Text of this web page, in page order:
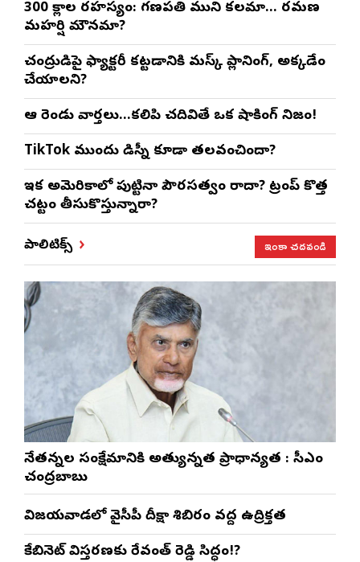
300 శ్లోకాల రహస్యం: గణపతి ముని కలమా… రమణ
మహర్షి మౌనమా?
చంద్రుడిపై ఫ్యాక్టరీ కట్టడానికి మస్క్ ప్లానింగ్, అక్కడేం
చేయాలని?
ఆ రెండు వార్తలు…కలిపి చదివితే ఒక షాకింగ్ నిజం!
TikTok ముందు డిస్నీ కూడా తలవంచిందా?
ఇక అమెరికాలో పుట్టినా పౌరసత్వం రాదా? ట్రంప్ కొత్త
చట్టం తీసుకొస్తున్నారా?
పాలిటిక్స్ ఇంకా చదవండి
నేతన్నల సంక్షేమానికి అత్యున్నత ప్రాధాన్యత : సీఎం
చంద్రబాబు
విజయవాడలో వైసీపీ దీక్షా శిబిరం వద్ద ఉద్రిక్తత
కేబినెట్ విస్తరణకు రేవంత్ రెడ్డి సిద్ధం!?